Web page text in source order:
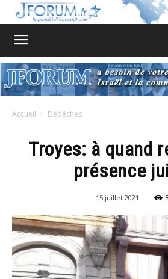
Accueil Dépêches
Troyes: à quand
présence
15 juillet 2021